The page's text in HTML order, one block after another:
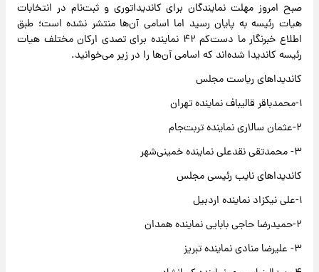
صبح امروز مهلت نمایندگان برای کاندیداتوری و ثبت‌نام در انتخابات
هیات رئیسه به پایان رسید اما اسامی آن‌ها منتشر نشده است؛ طبق
اطلاع خبرنگار ما دست‌کم ۴۲ نماینده برای تصدی ارکان مختلف هیات
رئیسه کاندیدا شده‌اند که اسامی آن‌ها را در زیر می‌خوانید.
کاندیداهای ریاست مجلس
۱-محمدباقر قالیباف نماینده تهران
۲-عثمان سالاری نماینده تربت‌جام
٣- محمدتقی نقدعلی نماینده خمینی‌شهر
کاندیداهای نایب رئیسی مجلس
۱-علی نیکزاد نماینده اردبیل
۲-حمیدرضا حاجی بابایی نماینده همدان
۳- علیرضا منادی نماینده تبریز